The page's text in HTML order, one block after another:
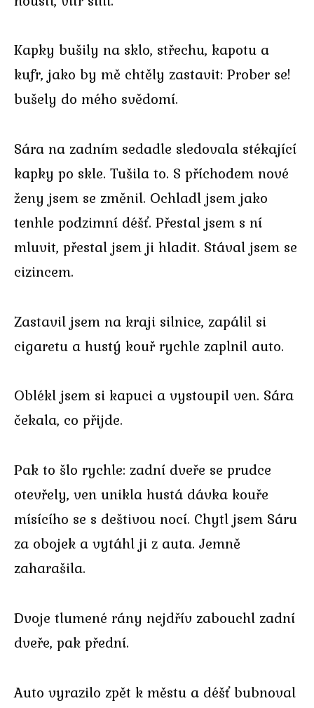
Kapky bušily na sklo, střechu, kapotu a
kufr, jako by mě chtěly zastavit: Prober se!
bušely do mého svědomí.
Sára na zadním sedadle sledovala stékající
kapky po skle. Tušila to. S příchodem nové
ženy jsem se změnil. Ochladl jsem jako
tenhle podzimní déšť. Přestal jsem s ní
mluvit, přestal jsem ji hladit. Stával jsem se
cizincem.
Zastavil jsem na kraji silnice, zapálil si
cigaretu a hustý kouř rychle zaplnil auto.
Oblékl jsem si kapuci a vystoupil ven. Sára
čekala, co přijde.
Pak to šlo rychle: zadní dveře se prudce
otevřely, ven unikla hustá dávka kouře
mísícího se s deštivou nocí. Chytl jsem Sáru
za obojek a vytáhl ji z auta. Jemně
zaharašila.
Dvoje tlumené rány nejdřív zabouchl zadní
dveře, pak přední.
Auto vyrazilo zpět k městu a déšť bubnoval